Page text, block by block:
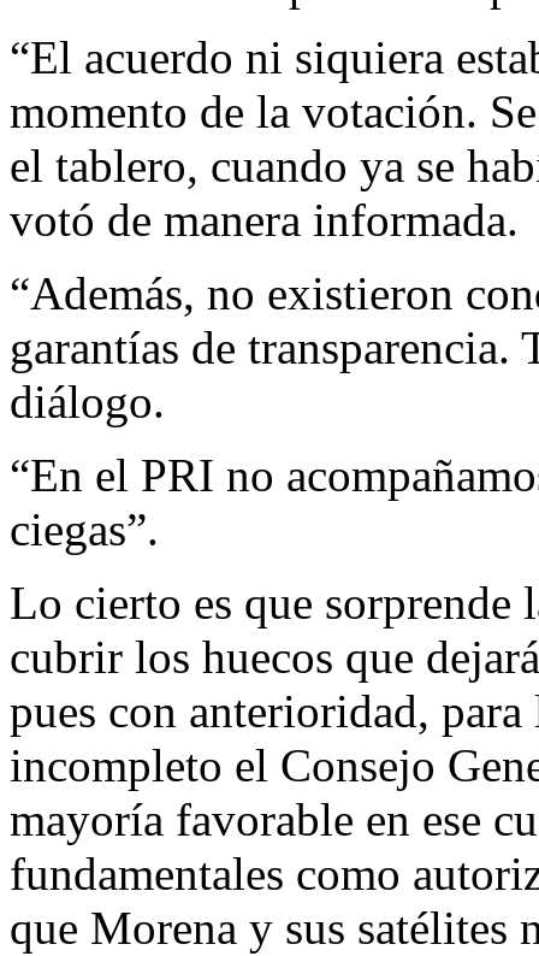
“El acuerdo ni siquiera
momento de la votación.
el tablero, cuando ya se
votó de manera informada.
“Además, no existieron
garantías de
diálogo.
“En el PRI no
ciegas”.
Lo cierto es que
cubrir los huecos que
pues con anterioridad,
incompleto el Consejo
mayoría favorable en ese
fundamentales como
que Morena y sus satélites